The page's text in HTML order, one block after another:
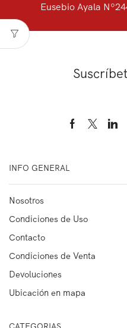
Eusebio Ayala
INFO GENERAL
Nosotros
Condiciones de Uso
Contacto
Condiciones de Venta
Devoluciones
Ubicación en mapa